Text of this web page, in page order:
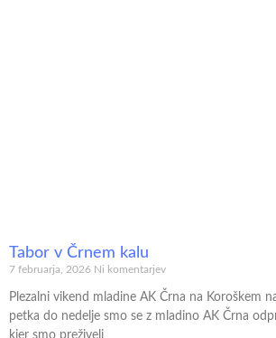
Tabor v Črnem kalu
7 februarja, 2026 Ni komentarjev
Plezalni vikend mladine AK Črna na Koroškem
petka do nedelje smo se z mladino AK Črna
kjer smo preživeli